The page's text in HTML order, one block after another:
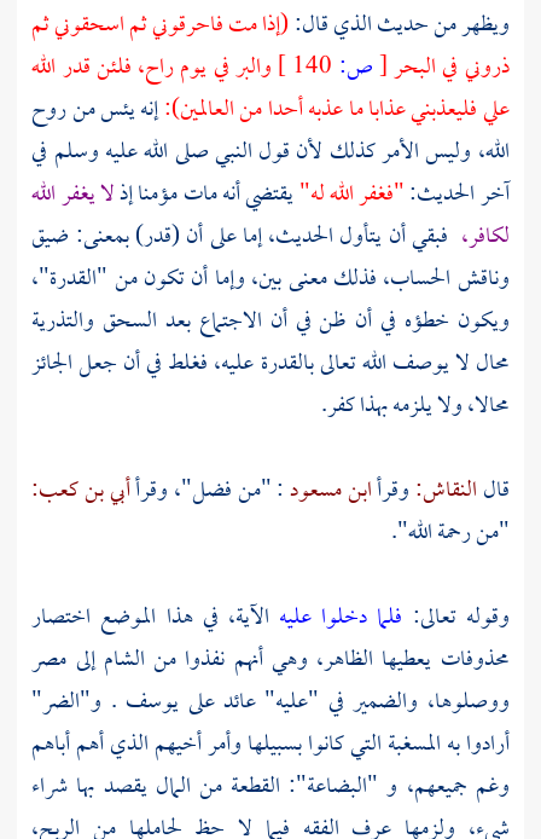
ويظهر من حديث الذي قال:(إذا مت فاحرقوني ثم اسحقوني ثم
ذروني في البحر[ص:
والبر في يوم راح، فلئن قدر الله
علي فليعذبني عذابا ما عذبه أحدا من العالمين):إنه يئس من روح
الله، وليس الأمر كذلك لأن قول النبي صلى الله عليه وسلم في
آخر الحديث:"فغفر الله له"يقتضي أنه مات مؤمنا إذلا يغفر الله
لكافر، فبقي أن يتأول الحديث، إما على أن (قدر) بمعنى: ضيق
وناقش الحساب، فذلك معنى بين، وإما أن تكون من "القدرة"،
ويكون خطؤه في أن ظن في أن الاجتماع بعد السحق والتذرية
محال لا يوصف الله تعالى بالقدرة عليه، فغلط في أن جعل الجائز
محالا، ولا يلزمه بهذا كفر.
قالالنقاش:وقرأابن مسعود: "من فضل"، وقرأأبي بن كعب:
"من رحمة الله".
وقوله تعالى: فلما دخلوا عليه الآية، في هذا الموضع اختصار
محذوفات يعطيها الظاهر، وهي أنهم نفذوا من الشامإلى مصر
ووصلوها، والضمير في "عليه" عائد على يوسف . و"الضر"
أرادوا به المسغبة التي كانوا بسبيلها وأمر أخيهم الذي أهم أباهم
وغم جميعهم، و "البضاعة": القطعة من المال يقصد بها شراء
شيء، ولزمها عرف الفقه فيما لا حظ لحاملها من الربح،